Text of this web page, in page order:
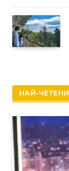
НАЙ-ЧЕТЕНИ